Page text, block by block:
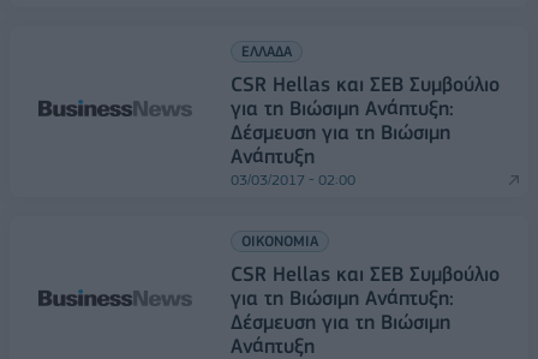
ΕΛΛΑΔΑ
CSR Hellas και ΣΕΒ Συμβούλιο
για τη Βιώσιμη Ανάπτυξη:
Δέσμευση για τη Βιώσιμη
Ανάπτυξη
03/03/2017 - 02:00
ΟΙΚΟΝΟΜΙΑ
CSR Hellas και ΣΕΒ Συμβούλιο
για τη Βιώσιμη Ανάπτυξη:
Δέσμευση για τη Βιώσιμη
Ανάπτυξη